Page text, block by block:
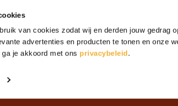
van cookies zodat wij en derden jouw gedrag
advertenties en producten te tonen en onze
je akkoord met ons privacybeleid.
aanbiedingen